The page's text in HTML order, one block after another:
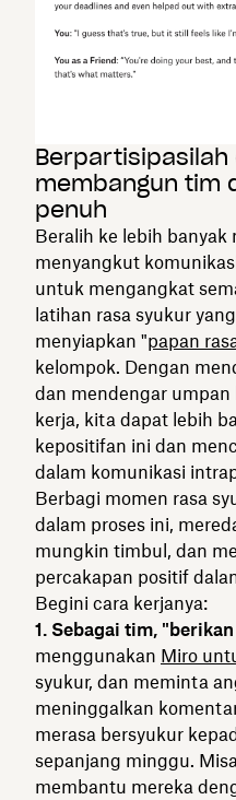
Berpartisipasilah
membangun tim
penuh
Beralih ke lebih
menyangkut
untuk mengangkat
latihan rasa syukur
menyiapkan "papan
kelompok. Dengan
dan mendengar
kerja, kita dapat lebih
kepositifan ini dan
dalam komunikasi
Berbagi momen rasa
dalam proses ini,
mungkin timbul, dan
percakapan positif
Begini cara kerjanya:
1. Sebagai tim,
menggunakan Miro
syukur, dan meminta
meninggalkan
merasa bersyukur
sepanjang minggu.
membantu mereka